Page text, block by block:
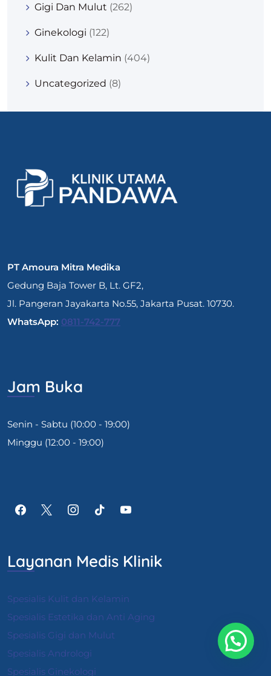
Gigi Dan Mulut (262)
Ginekologi (122)
Kulit Dan Kelamin (404)
Uncategorized (8)
PT Amoura Mitra Medika
Gedung Baja Tower B, Lt. GF2,
Jl. Pangeran Jayakarta No.55, Jakarta Pusat. 10730.
WhatsApp: 0811-742-777
Jam Buka
Senin - Sabtu (10:00 - 19:00)
Minggu (12:00 - 19:00)
Layanan Medis Klinik
Spesialis Kulit dan Kelamin
Spesialis Estetika dan Anti Aging
Spesialis Gigi dan Mulut
Spesialis Andrologi
Spesialis Ginekologi